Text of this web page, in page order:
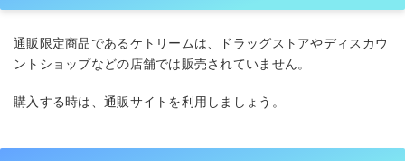
通販限定商品であるケトリームは、ドラッグストアやディスカウ
ントショップなどの店舗では販売されていません。
購入する時は、通販サイトを利用しましょう。